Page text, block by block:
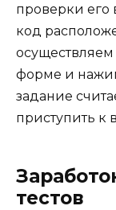
проверки его
код
форме и
задание
приступить
тестов